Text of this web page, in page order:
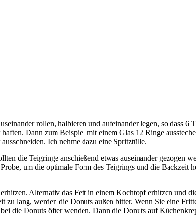
rollen, halbieren und aufeinander legen, so dass
Dann zum Beispiel mit einem Glas 12 Ringe
Ich nehme dazu eine Spritztülle.
die Teigringe anschießend etwas auseinander
um die optimale Form des Teigrings und die
Alternativ das Fett in einem Kochtopf erhitzen und
zu lang, werden die Donuts außen bitter. Wenn Sie eine
die Donuts öfter wenden. Dann die Donuts auf